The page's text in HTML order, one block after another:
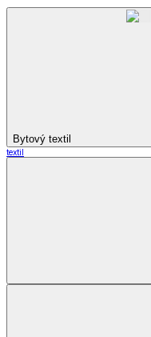
Bytový textil
textil